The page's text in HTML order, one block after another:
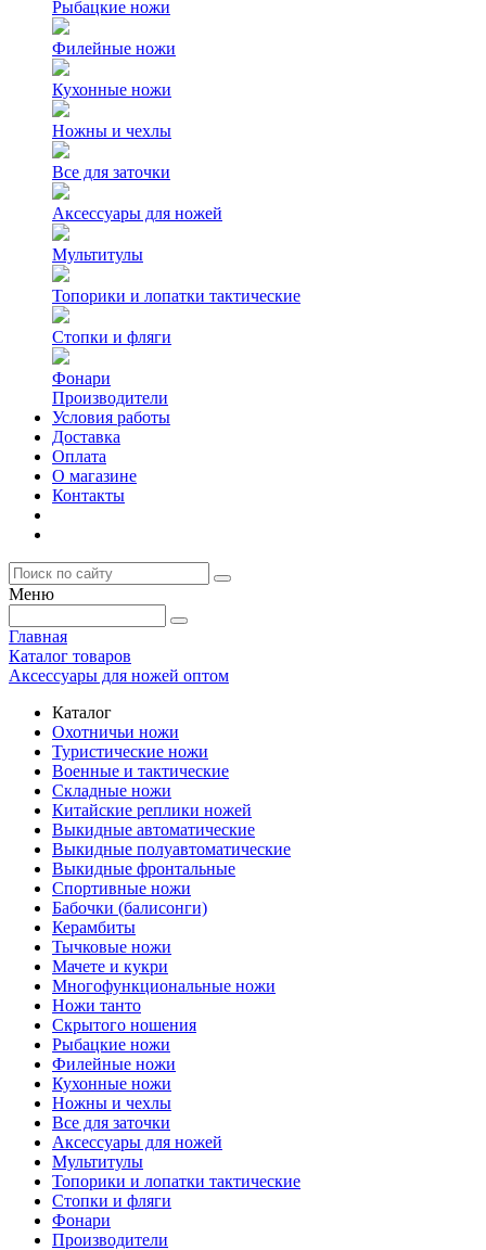
Рыбацкие ножи
Филейные ножи
Кухонные ножи
Ножны и чехлы
Все для заточки
Аксессуары для ножей
Мультитулы
Топорики и лопатки тактические
Стопки и фляги
Фонари
Производители
Условия работы
Доставка
Оплата
О магазине
Контакты
Меню
Главная
Каталог товаров
Аксессуары для ножей оптом
Каталог
Охотничьи ножи
Туристические ножи
Военные и тактические
Складные ножи
Китайские реплики ножей
Выкидные автоматические
Выкидные полуавтоматические
Выкидные фронтальные
Спортивные ножи
Бабочки (балисонги)
Керамбиты
Тычковые ножи
Мачете и кукри
Многофункциональные ножи
Ножи танто
Скрытого ношения
Рыбацкие ножи
Филейные ножи
Кухонные ножи
Ножны и чехлы
Все для заточки
Аксессуары для ножей
Мультитулы
Топорики и лопатки тактические
Стопки и фляги
Фонари
Производители